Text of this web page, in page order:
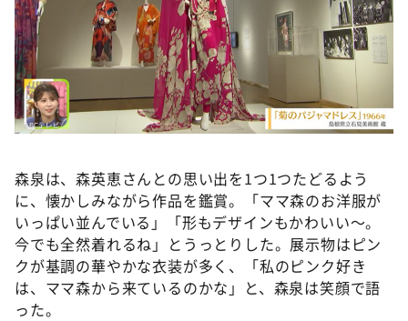
森泉は、森英恵さんとの思い出を1つ1つたどるよう
に、懐かしみながら作品を鑑賞。「ママ森のお洋服が
いっぱい並んでいる」「形もデザインもかわいい～。
今でも全然着れるね」とうっとりした。展示物はピン
クが基調の華やかな衣装が多く、「私のピンク好き
は、ママ森から来ているのかな」と、森泉は笑顔で語
った。